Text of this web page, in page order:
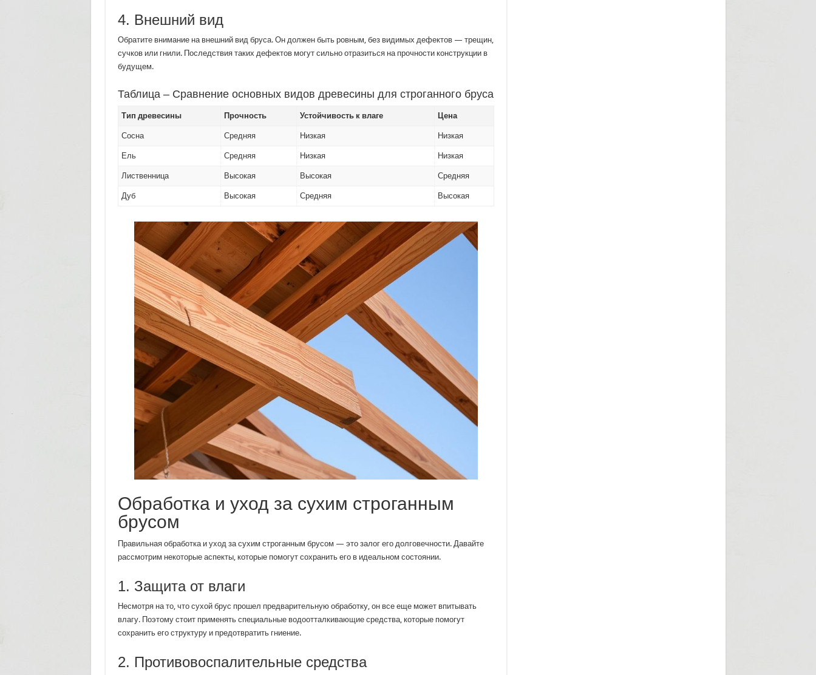
4. Внешний вид
Обратите внимание на внешний вид бруса. Он должен быть ровным, без видимых дефектов — трещин,
сучков или гнили. Последствия таких дефектов могут сильно отразиться на прочности конструкции в
будущем.
Таблица – Сравнение основных видов древесины для строганного бруса
Тип древесины Прочность Устойчивость к влаге Цена
Сосна Средняя Низкая Низкая
Ель Средняя Низкая Низкая
Лиственница Высокая Высокая Средняя
Дуб Высокая Средняя Высокая
Обработка и уход за сухим строганным
брусом
Правильная обработка и уход за сухим строганным брусом — это залог его долговечности. Давайте
рассмотрим некоторые аспекты, которые помогут сохранить его в идеальном состоянии.
1. Защита от влаги
Несмотря на то, что сухой брус прошел предварительную обработку, он все еще может впитывать
влагу. Поэтому стоит применять специальные водоотталкивающие средства, которые помогут
сохранить его структуру и предотвратить гниение.
2. Противовоспалительные средства